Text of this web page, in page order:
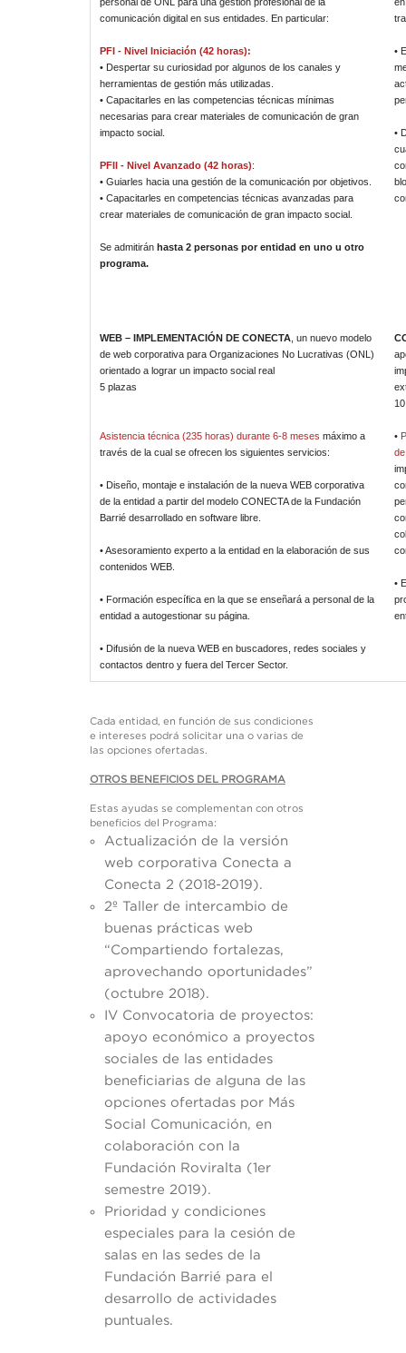
comunicación digital en sus entidades. En particular:
PFI - Nivel Iniciación (42 horas):
• Despertar su curiosidad por algunos de los canales y
herramientas de gestión más utilizadas.
• Capacitarles en las competencias técnicas mínimas
necesarias para crear materiales de comunicación de gran
impacto social.
PFII - Nivel Avanzado (42 horas):
• Guiarles hacia una gestión de la comunicación por objetivos.
• Capacitarles en competencias técnicas avanzadas para
crear materiales de comunicación de gran impacto social.
Se admitirán hasta 2 personas por entidad en uno u otro
programa.
•
•
WEB – IMPLEMENTACIÓN DE CONECTA, un nuevo modelo
de web corporativa para Organizaciones No Lucrativas (ONL)
orientado a lograr un impacto social real
5 plazas
Asistencia técnica (235 horas) durante 6-8 meses máximo a
través de la cual se ofrecen los siguientes servicios:
• Diseño, montaje e instalación de la nueva WEB corporativa
de la entidad a partir del modelo CONECTA de la Fundación
Barrié desarrollado en software libre.
• Asesoramiento experto a la entidad en la elaboración de sus
contenidos WEB.
• Formación específica en la que se enseñará a personal de la
entidad a autogestionar su página.
• Difusión de la nueva WEB en buscadores, redes sociales y
contactos dentro y fuera del Tercer Sector.
•
•
Cada entidad, en función de sus condiciones
e intereses podrá solicitar una o varias de
las opciones ofertadas.
OTROS BENEFICIOS DEL PROGRAMA
Estas ayudas se complementan con otros
beneficios del Programa:
Actualización de la versión
web corporativa Conecta a
Conecta 2 (2018-2019).
2º Taller de intercambio de
buenas prácticas web
“Compartiendo fortalezas,
aprovechando oportunidades”
(octubre 2018).
IV Convocatoria de proyectos:
apoyo económico a proyectos
sociales de las entidades
beneficiarias de alguna de las
opciones ofertadas por Más
Social Comunicación, en
colaboración con la
Fundación Roviralta (1er
semestre 2019).
Prioridad y condiciones
especiales para la cesión de
salas en las sedes de la
Fundación Barrié para el
desarrollo de actividades
puntuales.